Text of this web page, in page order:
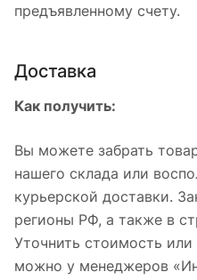
предъявленному счету.
Доставка
Как получить:
Вы можете забрать
нашего склада или
курьерской доставки.
регионы РФ, а также в
Уточнить стоимость
можно у менеджеров